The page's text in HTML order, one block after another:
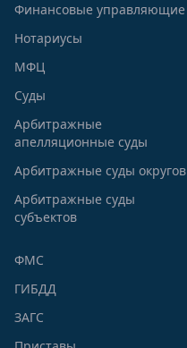
Финансовые управляющие
Нотариусы
МФЦ
Суды
Арбитражные
апелляционные суды
Арбитражные суды округов
Арбитражные суды
субъектов
ФМС
ГИБДД
ЗАГС